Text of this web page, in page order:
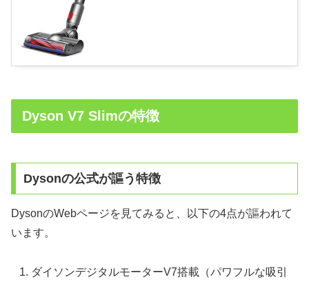
Dyson V7 Slimの特徴
Dysonの公式が謳う特徴
DysonのWebページを見てみると、以下の4点が謳われて
います。
ダイソンデジタルモーターV7搭載（パワフルな吸引